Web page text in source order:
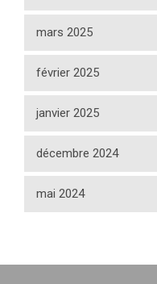
mars 2025
février 2025
janvier 2025
décembre 2024
mai 2024